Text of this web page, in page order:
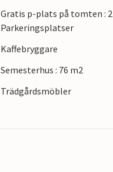
Gratis p-plats på tomten : 2
Parkeringsplatser
Kaffebryggare
Semesterhus : 76 m2
Trädgårdsmöbler